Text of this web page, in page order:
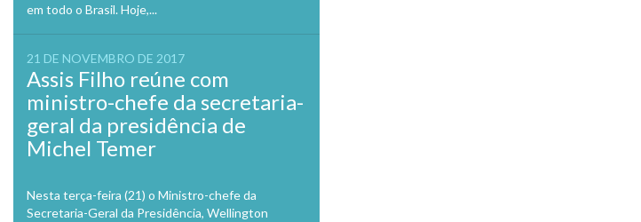
em todo o Brasil. Hoje,...
21 DE NOVEMBRO DE 2017
Assis Filho reúne com
ministro-chefe da secretaria-
geral da presidência de
Michel Temer
Nesta terça-feira (21) o Ministro-chefe da
Secretaria-Geral da Presidência, Wellington